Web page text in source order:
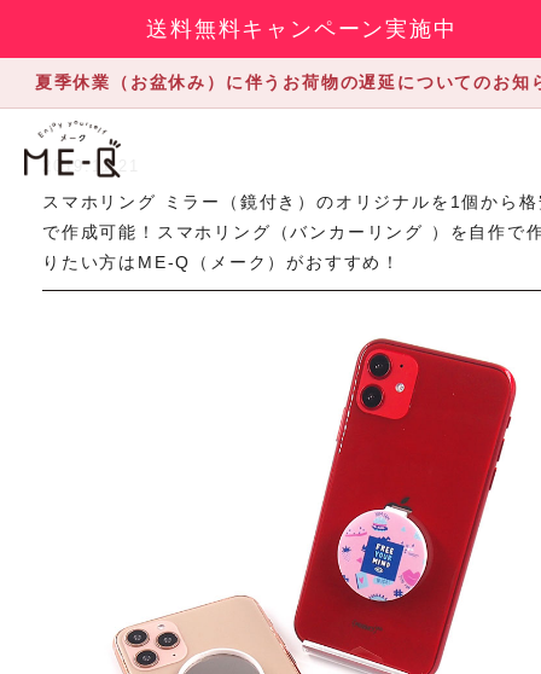
送料無料キャンペーン実施中
夏季休業（お盆休み）に伴うお荷物の遅延についてのお知
2019.11.21
スマホリング ミラー（鏡付き）のオリジナルを1個から
で作成可能！スマホリング（バンカーリング ）を自作で
りたい方はME-Q（メーク）がおすすめ！